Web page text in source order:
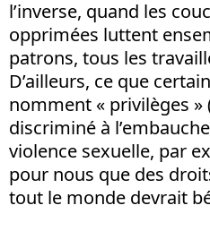
l’inverse, quand les
opprimées luttent
patrons, tous les
D’ailleurs, ce que
nomment « privilèges »
discriminé à
violence sexuelle, par
pour nous que des
tout le monde devrait